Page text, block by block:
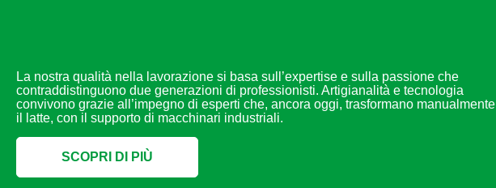
La nostra qualità nella lavorazione si basa sull’expertise e sulla passione che
contraddistinguono due generazioni di professionisti. Artigianalità e tecnologia
convivono grazie all’impegno di esperti che, ancora oggi, trasformano manualmente
il latte, con il supporto di macchinari industriali.
SCOPRI DI PIÙ